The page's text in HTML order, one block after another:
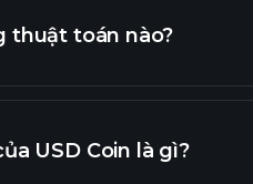
thuật toán nào?
USD Coin là gì?